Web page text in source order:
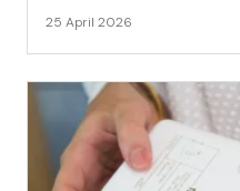
25 April 2026